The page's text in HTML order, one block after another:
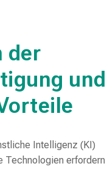
der
und
Intelligenz (KI)
Technologien erfordern